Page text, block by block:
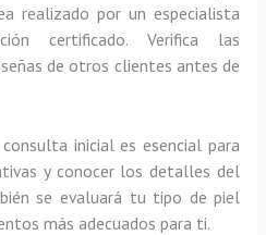
realizado por un especialista
certificado. Verifica las
de otros clientes antes de
inicial es esencial para
y conocer los detalles del
se evaluará tu tipo de piel
más adecuados para ti.